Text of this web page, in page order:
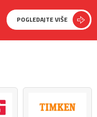
POGLEDAJTE VIŠE